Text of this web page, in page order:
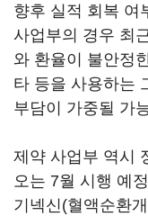
향후 실적 회복 여
사업부의 경우 최
와 환율이 불안정
타 등을 사용하는
부담이 가중될 가
제약 사업부 역시
오는 7월 시행 예
기넥신(혈액순환